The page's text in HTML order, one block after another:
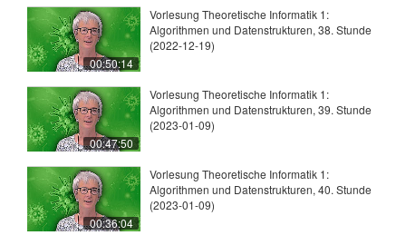
00:50:14
Vorlesung Theoretische Informatik 1:
Algorithmen und Datenstrukturen, 38. Stunde
(2022-12-19)
00:47:50
Vorlesung Theoretische Informatik 1:
Algorithmen und Datenstrukturen, 39. Stunde
(2023-01-09)
00:36:04
Vorlesung Theoretische Informatik 1:
Algorithmen und Datenstrukturen, 40. Stunde
(2023-01-09)